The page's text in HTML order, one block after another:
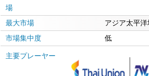
場
最大市場 アジア太平
市場集中度 低
主要プレーヤー
画像 © Mordor Intelligence。再利用にはCC BY 4.0の
の表示が必要です。